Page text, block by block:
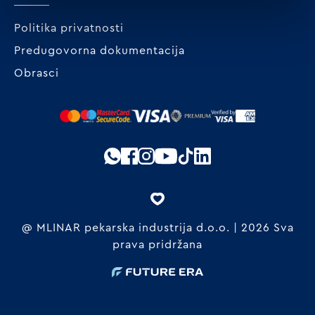
Politika privatnosti
Predugovorna dokumentacija
Obrasci
@ MLINAR pekarska industrija d.o.o. | 2026 Sva
prava pridržana